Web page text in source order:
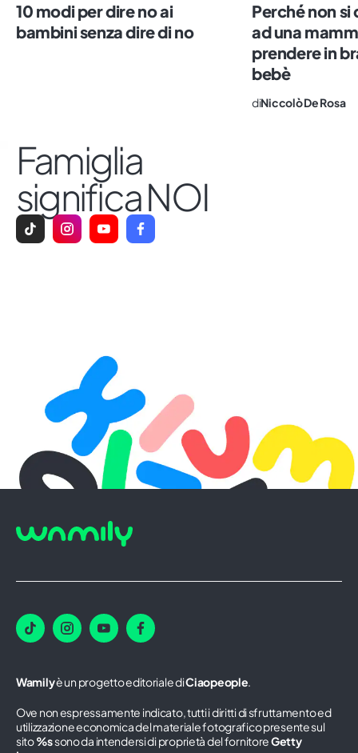
10 modi per dire no ai
bambini senza dire di no
Perché non si
ad una
prendere in
bebè
diNiccolò De Rosa
Famiglia
significa NOI
Wamilyè un progetto editoriale diCiaopeople.
Ove non espressamente indicato, tutti i diritti di sfruttamento ed
utilizzazione economica del materiale fotografico presente sul
sito%ssono da intendersi di proprietà del fornitoreGetty